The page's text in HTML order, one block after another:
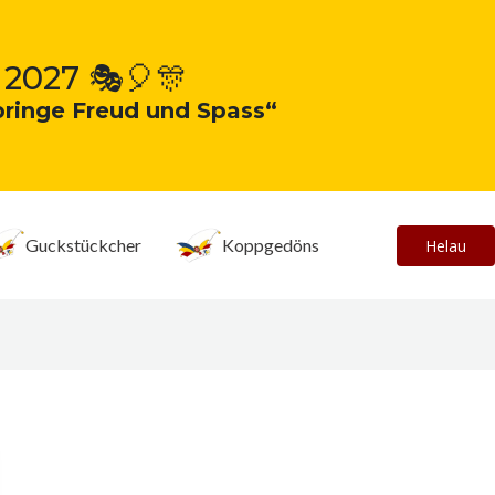
🎭🎈🎊
Freud und Spass“
Guckstückcher Koppgedöns Helau